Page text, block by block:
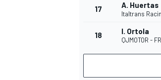
17 A. Huertas
Italtrans
18 I. Ortola
QJMOTOR -